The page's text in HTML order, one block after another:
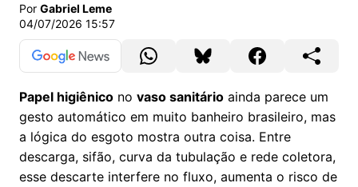
Por Gabriel Leme
04/07/2026 15:57
Papel higiênico no vaso sanitário ainda parece um
gesto automático em muito banheiro brasileiro, mas
a lógica do esgoto mostra outra coisa. Entre
descarga, sifão, curva da tubulação e rede coletora,
esse descarte interfere no fluxo, aumenta o risco de